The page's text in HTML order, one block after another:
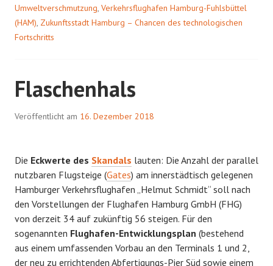
Umweltverschmutzung Verkehrsflughafen Hamburg-Fuhlsbüttel
(HAM) Zukunftsstadt Hamburg – Chancen des technologischen
Fortschritts
Flaschenhals
Veröffentlicht am 16. Dezember 2018
Die Eckwerte des Skandals lauten: Die Anzahl der parallel
nutzbaren Flugsteige (Gates) am innerstädtisch gelegenen
Hamburger Verkehrsflughafen „Helmut Schmidt“ soll nach
den Vorstellungen der Flughafen Hamburg GmbH (FHG)
von derzeit 34 auf zukünftig 56 steigen. Für den
sogenannten Flughafen-Entwicklungsplan (bestehend
aus einem umfassenden Vorbau an den Terminals 1 und 2,
der neu zu errichtenden Abfertigungs-Pier Süd sowie einem